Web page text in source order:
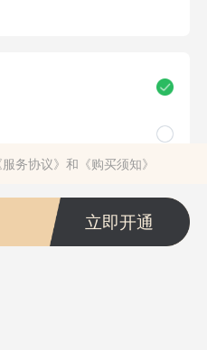
服务协议》 和 《购买须知》
立即开通
限公司版权所有 ©2025